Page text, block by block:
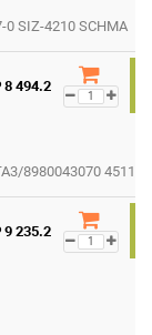
SIZ-4210 SCHMA
8 494.2
8980043070 4511
9 235.2